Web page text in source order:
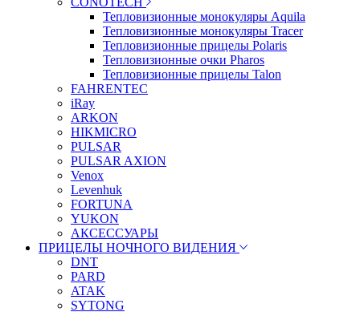
Тепловизионные монокуляры Aquila
Тепловизионные монокуляры Tracer
Тепловизионные прицелы Polaris
Тепловизионные очки Pharos
Тепловизионные прицелы Talon
FAHRENTEC
iRay
ARKON
HIKMICRO
PULSAR
PULSAR AXION
Venox
Levenhuk
FORTUNA
YUKON
АКСЕССУАРЫ
ПРИЦЕЛЫ НОЧНОГО ВИДЕНИЯ
DNT
PARD
ATAK
SYTONG